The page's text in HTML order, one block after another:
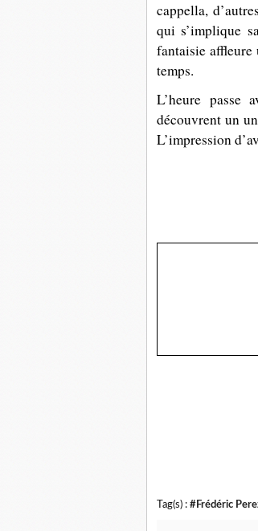
cappella,
qui s’implique
fantaisie affleure
temps.
L’heure passe
découvrent un
L’impression
Tag(s) : #Frédéric